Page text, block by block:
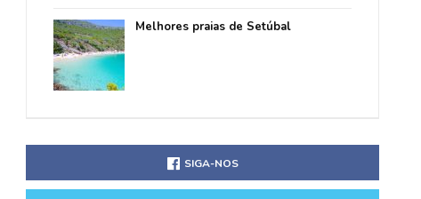
Melhores praias de Setúbal
SIGA-NOS